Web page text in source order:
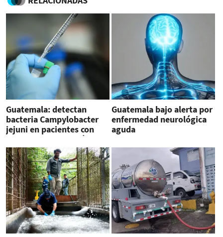
Guatemala: detectan
bacteria Campylobacter
jejuni en pacientes con
enfermedad neurológica
aguda
Guatemala bajo alerta por
enfermedad neurológica
aguda